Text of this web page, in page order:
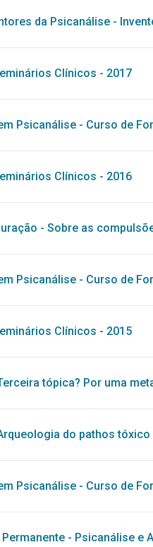
da Psicanálise -
Clínicos - 2017
Psicanálise - Curso de
Clínicos - 2016
- Sobre as
Psicanálise - Curso de
Clínicos - 2015
tópica? Por uma
do pathos tóxico
Psicanálise - Curso de
- Psicanálise e